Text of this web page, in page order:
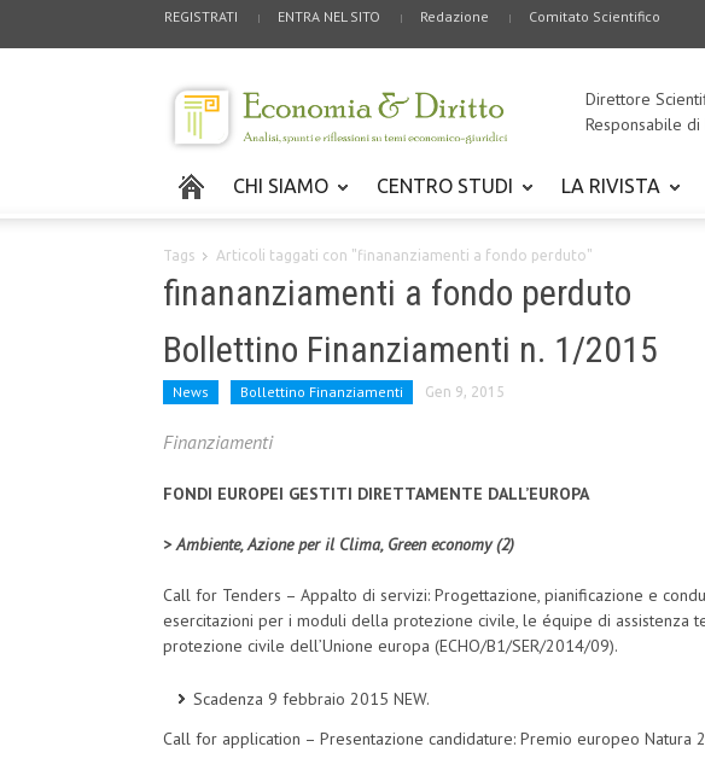
REGISTRATI ENTRA NEL SITO Redazione Comitato Scientifico
Direttore
Responsabile di
CHI SIAMO CENTRO STUDI LA RIVISTA
Tags Articoli taggati con "finananziamenti a fondo perduto"
finananziamenti a fondo perduto
Bollettino Finanziamenti n. 1/2015
News Bollettino Finanziamenti Gen 9, 2015
Finanziamenti
FONDI EUROPEI GESTITI DIRETTAMENTE DALL’EUROPA
> Ambiente, Azione per il Clima, Green economy (2)
Call for Tenders – Appalto di servizi: Progettazione, pianificazione e
esercitazioni per i moduli della protezione civile, le équipe di assistenza
protezione civile dell’Unione europa (ECHO/B1/SER/2014/09).
Scadenza 9 febbraio 2015 NEW.
Call for application – Presentazione candidature: Premio europeo Natura